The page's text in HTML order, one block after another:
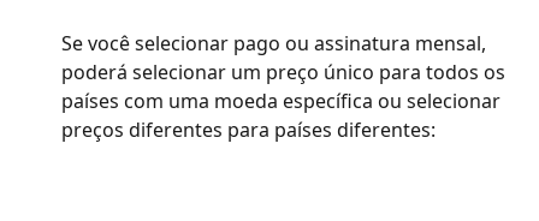
Se você selecionar pago ou assinatura mensal,
poderá selecionar um preço único para todos os
países com uma moeda específica ou selecionar
preços diferentes para países diferentes: